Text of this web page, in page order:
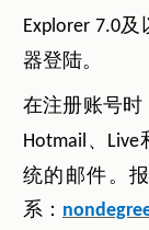
Explorer 7.0及
器登陆。
在注册账号时
Hotmail、Live
统的邮件。
系：